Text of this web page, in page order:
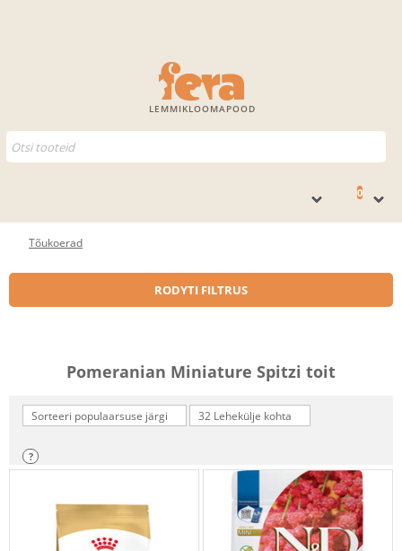
LEMMIKLOOMAPOOD
0
Tõukoerad
RODYTI FILTRUS
Pomeranian Miniature Spitzi toit
Sorteeri populaarsuse järgi 32 Lehekülje kohta
?